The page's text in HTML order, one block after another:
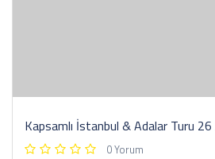
Kapsamlı İstanbul & Adalar Turu
0 Yorum